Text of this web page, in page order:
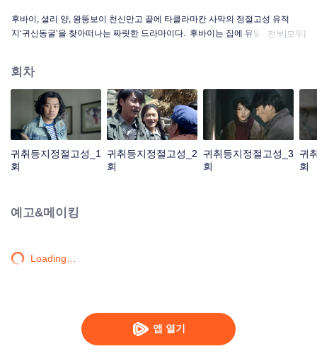
앱 열기
후바이, 셜리 양, 왕뚱보이 천신만고 끝에 타클라마칸 사막의 정절고성 유적
지‘귀신동굴’을 찾아떠나는 짜릿한 드라마이다. 후바이는 집에 유일한 책인<십
뒤에 티베트에서 입대하여 눈사태를 만나 큰 구덩이에 떨어지게 되었는데 후바
이는 무덤 비술로 구사일생으로 살아난다.제대한 후바이는 친구 왕뚱보와 함께
티베트로 향한 고고학 팀에 합류하며 천신만고 끝에 타클라마칸 사막에 위치한
정절고성 유적지 ‘귀신동굴’에 들어간다. 동굴 안에는 함정과 기관이 수두룩했
으며 이 신비한 귀신동굴은 어떤 선지자의 손에 쥐고 있는 듯 한다.
전부[모두]
회차
귀취등지정절고성_1
회
귀취등지정절고성_2
회
귀취등지정절고성_3
회
귀
회
예고&메이킹
Loading…